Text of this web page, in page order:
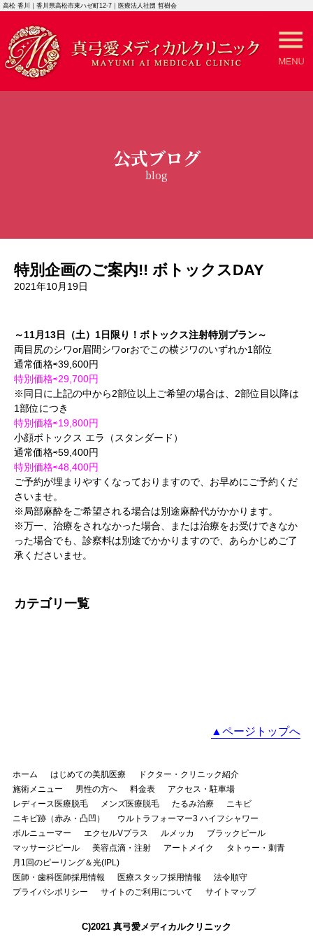
高松 香川｜香川県高松市東ハゼ町12-7｜医療法人社団 哲樹会
公式ブログ
blog
特別企画のご案内!! ボトックスDAY
2021年10月19日
～11月13日（土）1日限り！ボトックス注射特別プラン～
両目尻のシワor眉間シワorおでこの横ジワのいずれか1部位
通常価格⇨39,600円
特別価格⇨29,700円
※同日に上記の中から2部位以上ご希望の場合は、2部位目以降は
1部位につき
特別価格⇨19,800円
小顔ボトックス エラ（スタンダード）
通常価格⇨59,400円
特別価格⇨48,400円
ご予約が埋まりやすくなっておりますので、お早めにご予約くだ
さいませ。
※局部麻酔をご希望される場合は別途麻酔代がかかります。
※万一、治療をされなかった場合、または治療をお受けできなか
った場合でも、診察料は別途でかかりますので、あらかじめご了
承くださいませ。
カテゴリ一覧
▲ページトップへ
ホーム はじめての美肌医療
ドクター・クリニック紹介
施術メニュー
男性の方へ 料金表
アクセス・駐車場
レディース医療脱毛
メンズ医療脱毛 たるみ治療
ニキビ
ニキビ跡（赤み・凸凹）
ウルトラフォーマー3 ハイフシャワー
ボルニューマー
エクセルVプラス ルメッカ
ブラックピール
マッサージピール
美容点滴・注射 アートメイク
タトゥー・刺青
月1回のピーリング＆光(IPL)
医師・歯科医師採用情報
医療スタッフ採用情報
法令順守
プライバシポリシー
サイトのご利用について サイトマップ
C)2021 真弓愛メディカルクリニック